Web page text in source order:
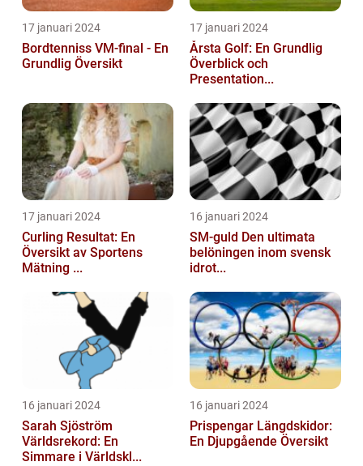
17 januari 2024
Bordtenniss VM-final - En
Grundlig Översikt
17 januari 2024
Årsta Golf: En Grundlig
Överblick och
Presentation...
17 januari 2024
Curling Resultat: En
Översikt av Sportens
Mätning ...
16 januari 2024
SM-guld Den ultimata
belöningen inom svensk
idrot...
16 januari 2024
Sarah Sjöström
Världsrekord: En
Simmare i Världskl...
16 januari 2024
Prispengar Längdskidor:
En Djupgående Översikt